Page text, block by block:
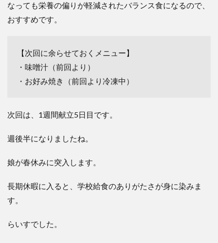
なっても栄養の偏りが軽減されたバランス食になるので、
おすすめです。
【次回に余らせておくメニュー】
・味噌汁（前回より）
・お好み焼き（前回より冷凍中）
次回は、1週間献立5日目です。
週後半になりましたね。
娘が春休みに突入します。
長期休暇に入ると、学校給食のありがたさが身に染みま
す。
らいすでした。